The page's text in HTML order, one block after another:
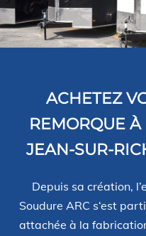
ACHETEZ
REMORQUE À
JEAN-SUR-
Depuis sa création,
Soudure ARC s‘est
attachée à la